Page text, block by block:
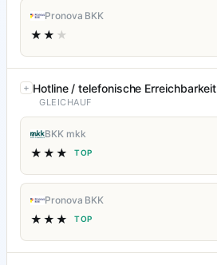
Pronova BKK
★★ ★
Hotline / telefonische Erreichbarkeit
GLEICHAUF
BKK mkk
★★★ TOP
Pronova BKK
★★★ TOP